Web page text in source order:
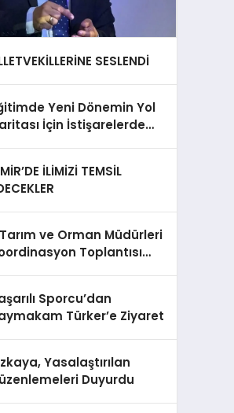
SESLENDİ
Yeni Dönemin Yol
İçin İstişarelerde
İLİMİZİ TEMSİL
ve Orman Müdürleri
Toplantısı
Sporcu’dan
Türker’e Ziyaret
Yasalaştırılan
Duyurdu